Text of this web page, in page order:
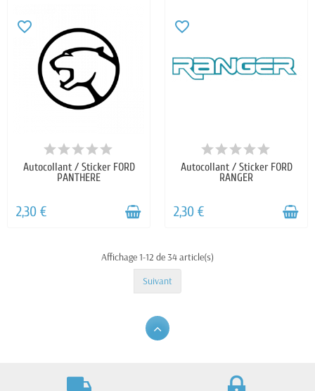
favorite_border
Autocollant / Sticker FORD
PANTHERE
2,30 €
favorite_border
Autocollant / Sticker FORD
RANGER
2,30 €
Affichage 1-12 de 34 article(s)
Suivant